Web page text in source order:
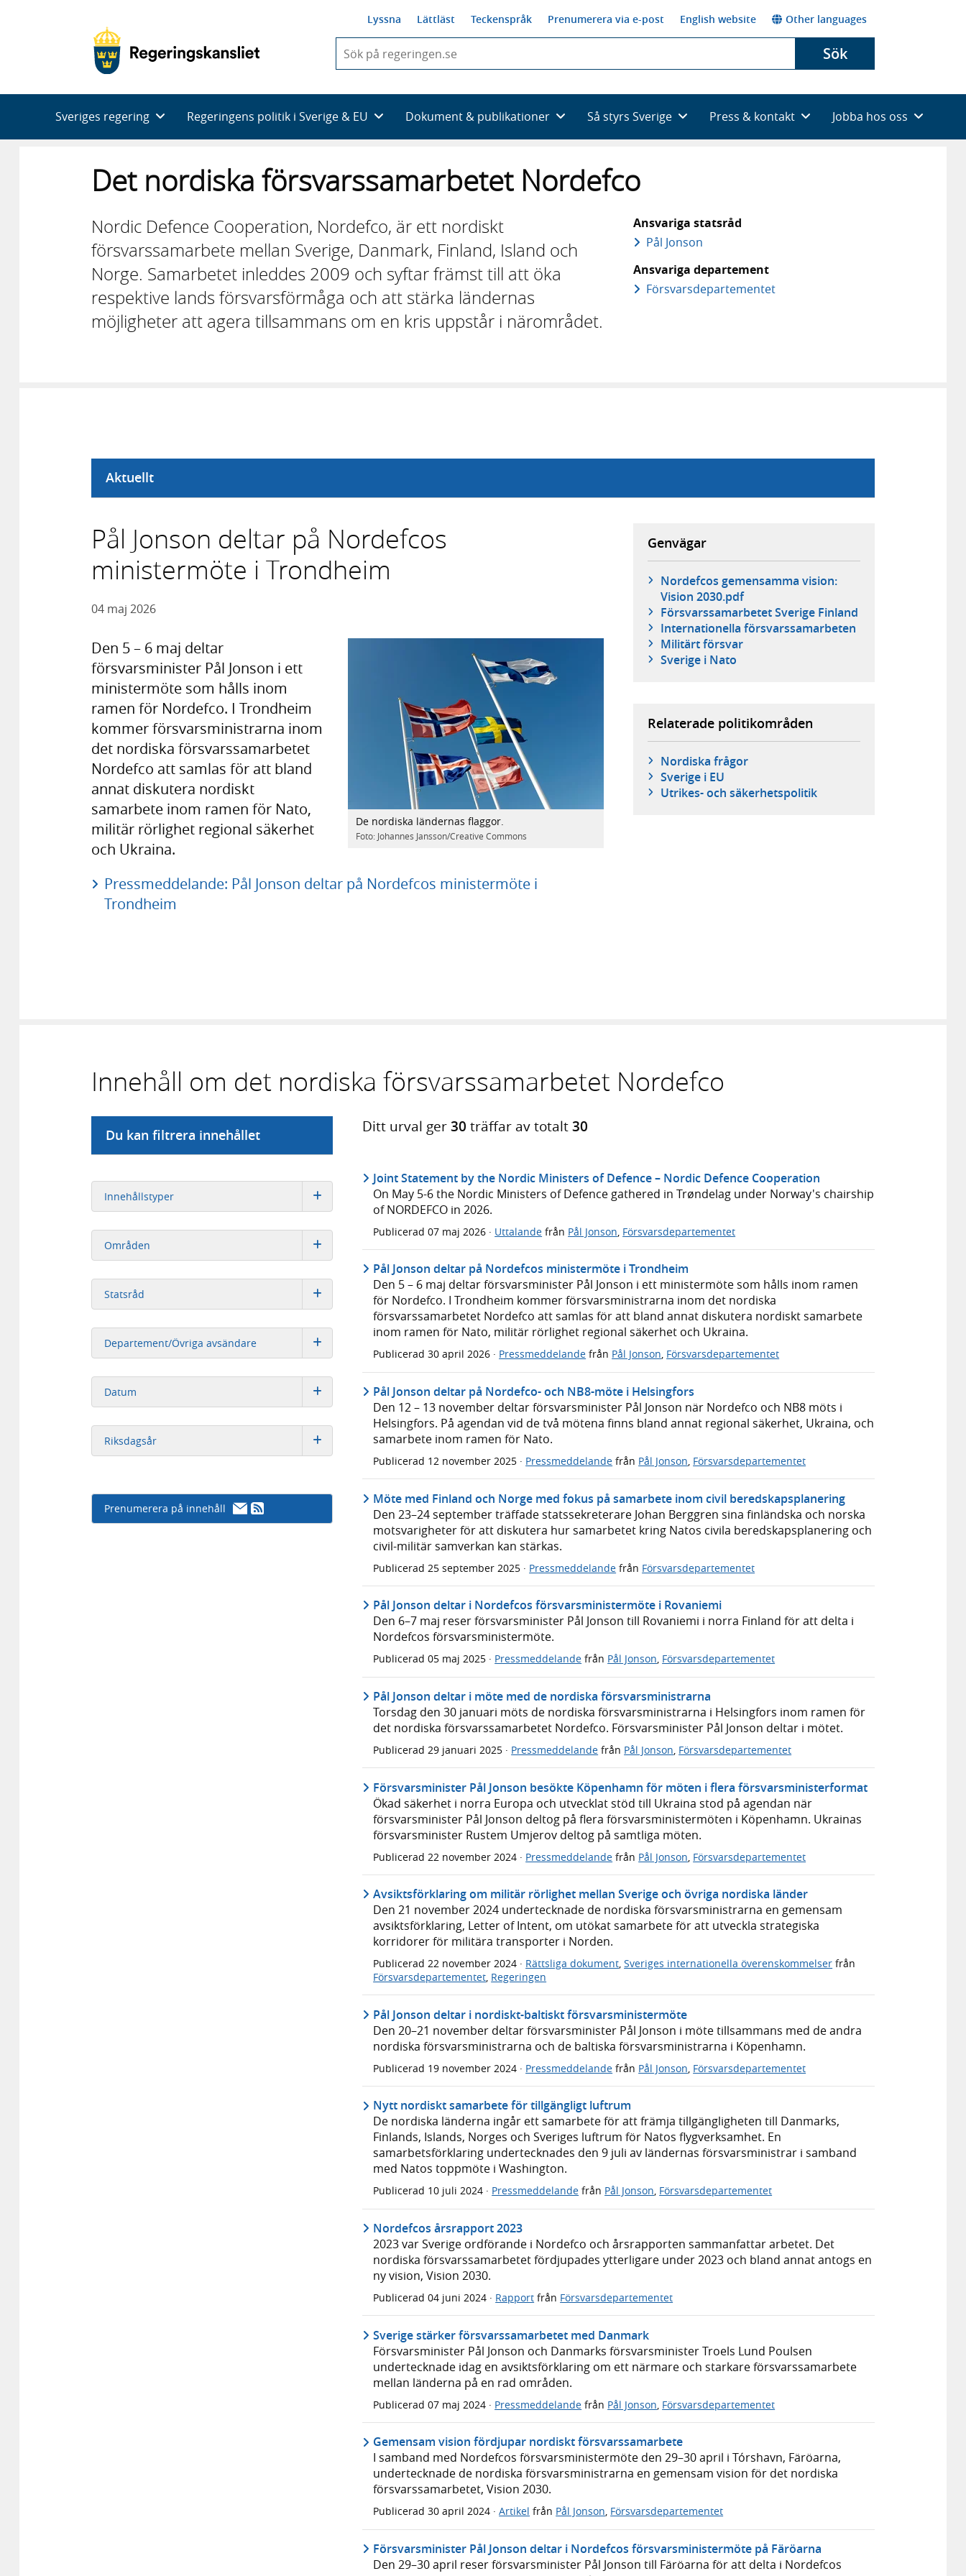
Lyssna Lättläst Teckenspråk Prenumerera via e-post English website Other languages
du
skriva
framträder
en
med
sökförslag
Sök
Sveriges regering Regeringens politik i Sverige & EU Dokument & publikationer Så styrs Sverige Press & kontakt Jobba hos oss
Det nordiska försvarssamarbetet Nordefco
Nordic Defence Cooperation, Nordefco, är ett nordiskt
försvarssamarbete mellan Sverige, Danmark, Finland, Island och
Norge. Samarbetet inleddes 2009 och syftar främst till att öka
respektive lands försvarsförmåga och att stärka ländernas
möjligheter att agera tillsammans om en kris uppstår i närområdet.
Ansvariga statsråd
Pål Jonson
Ansvariga departement
Försvars­departementet
Aktuellt
Pål Jonson deltar på Nordefcos
ministermöte i Trondheim
04 maj 2026
De nordiska ländernas flaggor.
Foto: Johannes Jansson/Creative Commons
Den 5 – 6 maj deltar
försvarsminister Pål Jonson i ett
ministermöte som hålls inom
ramen för Nordefco. I Trondheim
kommer försvarsministrarna inom
det nordiska försvarssamarbetet
Nordefco att samlas för att bland
annat diskutera nordiskt
samarbete inom ramen för Nato,
militär rörlighet regional säkerhet
och Ukraina.
Pressmeddelande: Pål Jonson deltar på Nordefcos ministermöte i
Trondheim
Genvägar
Nordefcos gemensamma vision:
Vision 2030.pdf
Försvarssamarbetet Sverige Finland
Internationella försvarssamarbeten
Militärt försvar
Sverige i Nato
Relaterade politikområden
Nordiska frågor
Sverige i EU
Utrikes- och säkerhetspolitik
Innehåll om det nordiska försvarssamarbetet Nordefco
Du kan filtrera innehållet
Innehållstyper
Områden
Statsråd
Departement/Övriga avsändare
Datum
Riksdagsår
Prenumerera på innehåll
Ditt urval ger30 träffar av totalt30
Joint Statement by the Nordic Ministers of Defence – Nordic Defence Cooperation
On May 5-6 the Nordic Ministers of Defence gathered in Trøndelag under Norway's chairship
of NORDEFCO in 2026.
Publicerad07 maj 2026 · Uttalande från Pål Jonson Försvarsdepartementet
Pål Jonson deltar på Nordefcos ministermöte i Trondheim
Den 5 – 6 maj deltar försvarsminister Pål Jonson i ett ministermöte som hålls inom ramen
för Nordefco. I Trondheim kommer försvarsministrarna inom det nordiska
försvarssamarbetet Nordefco att samlas för att bland annat diskutera nordiskt samarbete
inom ramen för Nato, militär rörlighet regional säkerhet och Ukraina.
Publicerad30 april 2026 · Pressmeddelande från Pål Jonson, Försvarsdepartementet
Pål Jonson deltar på Nordefco- och NB8-möte i Helsingfors
Den 12 – 13 november deltar försvarsminister Pål Jonson när Nordefco och NB8 möts i
Helsingfors. På agendan vid de två mötena finns bland annat regional säkerhet, Ukraina, och
samarbete inom ramen för Nato.
Publicerad 12 november 2025 · Pressmeddelande från Pål Jonson, Försvarsdepartementet
Möte med Finland och Norge med fokus på samarbete inom civil beredskapsplanering
Den 23–24 september träffade statssekreterare Johan Berggren sina finländska och norska
motsvarigheter för att diskutera hur samarbetet kring Natos civila beredskapsplanering och
civil-militär samverkan kan stärkas.
Publicerad 25 september 2025 · Pressmeddelande från Försvarsdepartementet
Pål Jonson deltar i Nordefcos försvarsministermöte i Rovaniemi
Den 6–7 maj reser försvarsminister Pål Jonson till Rovaniemi i norra Finland för att delta i
Nordefcos försvarsministermöte.
Publicerad05 maj 2025 · Pressmeddelande från Pål Jonson, Försvarsdepartementet
Pål Jonson deltar i möte med de nordiska försvarsministrarna
Torsdag den 30 januari möts de nordiska försvarsministrarna i Helsingfors inom ramen för
det nordiska försvarssamarbetet Nordefco. Försvarsminister Pål Jonson deltar i mötet.
Publicerad29 januari 2025 · Pressmeddelande från Pål Jonson, Försvarsdepartementet
Försvarsminister Pål Jonson besökte Köpenhamn för möten i flera försvarsministerformat
Ökad säkerhet i norra Europa och utvecklat stöd till Ukraina stod på agendan när
försvarsminister Pål Jonson deltog på flera försvarsministermöten i Köpenhamn. Ukrainas
försvarsminister Rustem Umjerov deltog på samtliga möten.
Publicerad 22 november 2024 · Pressmeddelande från Pål Jonson Försvarsdepartementet
Avsiktsförklaring om militär rörlighet mellan Sverige och övriga nordiska länder
Den 21 november 2024 undertecknade de nordiska försvarsministrarna en gemensam
avsiktsförklaring, Letter of Intent, om utökat samarbete för att utveckla strategiska
korridorer för militära transporter i Norden.
Publicerad22 november 2024 · Rättsliga dokument,Sveriges internationella överenskommelser från
Försvarsdepartementet, Regeringen
Pål Jonson deltar i nordiskt-baltiskt försvarsministermöte
Den 20–21 november deltar försvarsminister Pål Jonson i möte tillsammans med de andra
nordiska försvarsministrarna och de baltiska försvarsministrarna i Köpenhamn.
Publicerad 19 november 2024 · Pressmeddelande från Pål Jonson, Försvarsdepartementet
Nytt nordiskt samarbete för tillgängligt luftrum
De nordiska länderna ingår ett samarbete för att främja tillgängligheten till Danmarks,
Finlands, Islands, Norges och Sveriges luftrum för Natos flygverksamhet. En
samarbetsförklaring undertecknades den 9 juli av ländernas försvarsministrar i samband
med Natos toppmöte i Washington.
Publicerad 10 juli 2024 · Pressmeddelande från Pål Jonson, Försvarsdepartementet
Nordefcos årsrapport 2023
2023 var Sverige ordförande i Nordefco och årsrapporten sammanfattar arbetet. Det
nordiska försvarssamarbetet fördjupades ytterligare under 2023 och bland annat antogs en
ny vision, Vision 2030.
Publicerad04 juni 2024 · Rapport från Försvarsdepartementet
Sverige stärker försvarssamarbetet med Danmark
Försvarsminister Pål Jonson och Danmarks försvarsminister Troels Lund Poulsen
undertecknade idag en avsiktsförklaring om ett närmare och starkare försvarssamarbete
mellan länderna på en rad områden.
Publicerad07 maj 2024 · Pressmeddelande från Pål Jonson Försvarsdepartementet
Gemensam vision fördjupar nordiskt försvarssamarbete
I samband med Nordefcos försvarsministermöte den 29–30 april i Tórshavn, Färöarna,
undertecknade de nordiska försvarsministrarna en gemensam vision för det nordiska
försvarssamarbetet, Vision 2030.
Publicerad30 april 2024 ·Artikel från Pål Jonson, Försvarsdepartementet
Försvarsminister Pål Jonson deltar i Nordefcos försvarsministermöte på Färöarna
Den 29–30 april reser försvarsminister Pål Jonson till Färöarna för att delta i Nordefcos